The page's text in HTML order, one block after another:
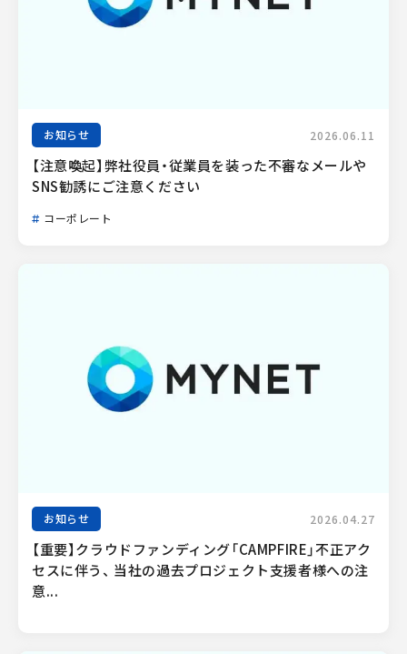
お知らせ 2026.06.11
【注意喚起】弊社役員・従業員を装った不審なメールや
SNS勧誘にご注意ください
コーポレート
お知らせ 2026.04.27
【重要】クラウドファンディング「CAMPFIRE」不正アク
セスに伴う、 当社の過去プロジェクト支援者様への注
意...